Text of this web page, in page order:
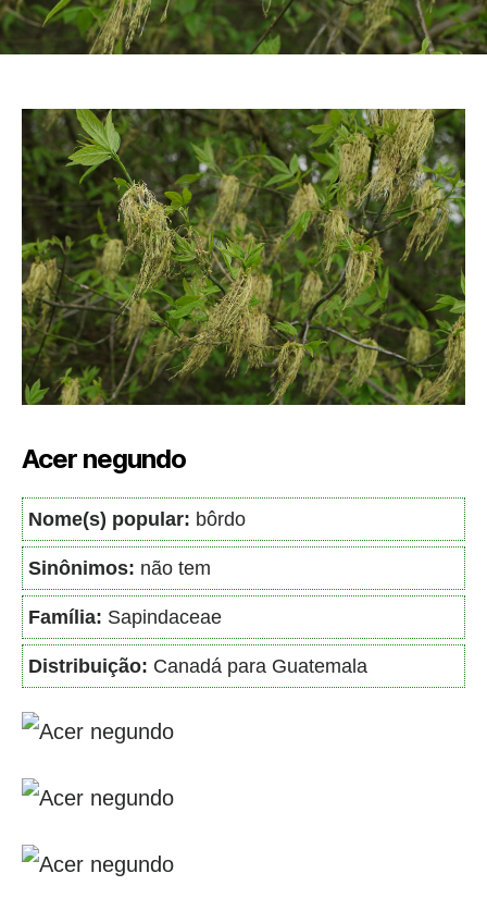
Acer negundo
Nome(s) popular: bôrdo
Sinônimos: não tem
Família: Sapindaceae
Distribuição: Canadá para Guatemala